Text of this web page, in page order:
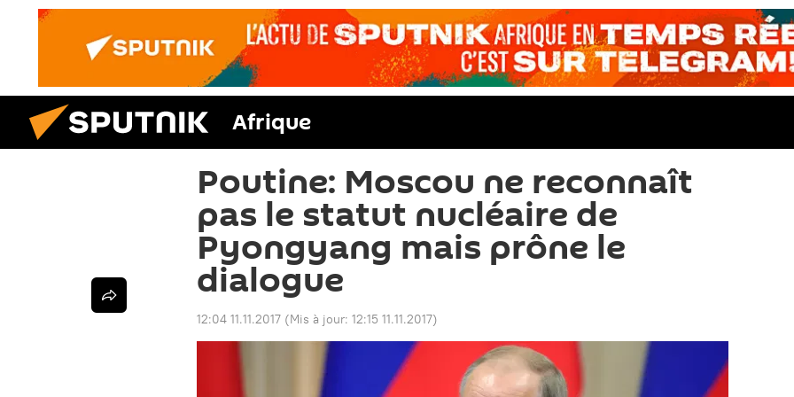
Afrique
Poutine: Moscou ne reconnaît
pas le statut nucléaire de
Pyongyang mais prône le
dialogue
12:04 11.11.2017 (Mis à jour: 12:15 11.11.2017)